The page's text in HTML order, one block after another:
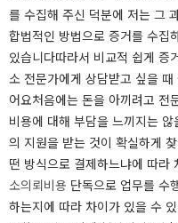
를 수집해 주신 덕분에 저는 그
합법적인 방법으로 증거를 수집
있습니다따라서 비교적 쉽게 증
소 전문가에게 상담받고 싶을
어요처음에는 돈을 아끼려고 전
비용에 대해 부담을 느끼지는
의 지원을 받는 것이 확실하게
떤 방식으로 결제하느냐에 따라
소의뢰비용 단독으로 업무를 수
하는지에 따라 차이가 있을 수